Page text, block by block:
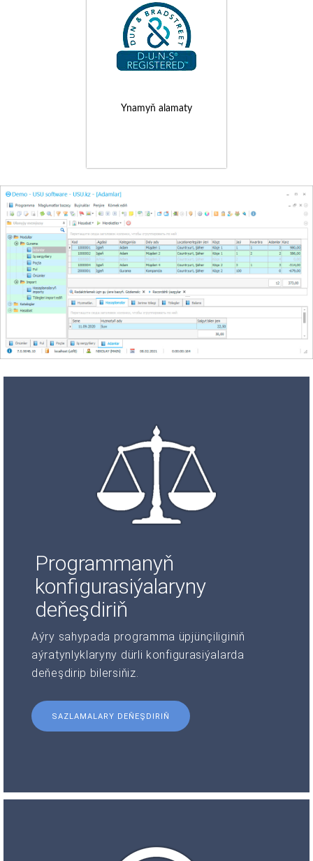
Ynamyň alamaty
Programmanyň
konfigurasiýalaryny
deňeşdiriň
Aýry sahypada programma üpjünçiliginiň
aýratynlyklaryny dürli konfigurasiýalarda
deňeşdirip bilersiňiz.
SAZLAMALARY DEŇEŞDIRIŇ